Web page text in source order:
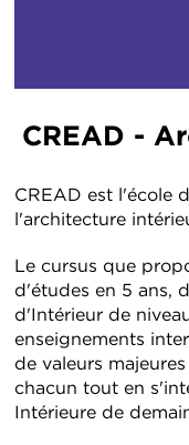
CREAD -
CREAD est l'école
l'architecture
Le cursus que
d'études en 5 ans,
d'Intérieur de
enseignements
de valeurs
chacun tout en
Intérieure de